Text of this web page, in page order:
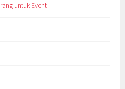
untuk Event